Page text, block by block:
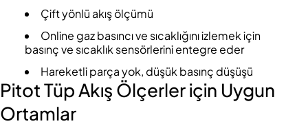
Çift yönlü akış ölçümü
Online gaz basıncı ve sıcaklığını izlemek için
basınç ve sıcaklık sensörlerini entegre eder
Hareketli parça yok, düşük basınç düşüşü
Pitot Tüp Akış Ölçerler için Uygun
Ortamlar